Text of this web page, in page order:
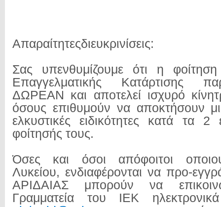
Απαραίτητεςδιευκρινίσεις:
Σας υπενθυμίζουμε ότι η φοίτηση
Επαγγελματικής Κατάρτισης
ΔΩΡΕΑΝ και αποτελεί ισχυρό
όσους επιθυμούν να αποκτήσουν
ελκυστικές ειδικότητες κατά τα 2
φοίτησής τους.
Όσες και όσοι απόφοιτοι
Λυκείου, ενδιαφέρονται να προ-
ΑΡΙΔΑΙΑΣ μπορούν να
Γραμματεία του ΙΕΚ